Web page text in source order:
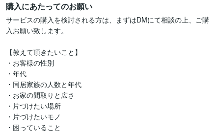
購入にあたってのお願い
サービスの購入を検討される方は、まずはDMにて相談の上、ご購
入お願い致します。
【教えて頂きたいこと】
・お客様の性別
・年代
・同居家族の人数と年代
・お家の間取りと広さ
・片づけたい場所
・片づけたいモノ
・困っていること